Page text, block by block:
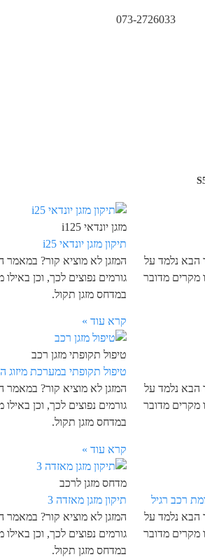
073-2726033
הבא נלמד על
מקרים מדובר
מזגן יונדאי i125
תיקון מזגן יונדאי i25
המזגן לא מוציא קור? במאמר
גורמים נפוצים לכך, וכן
במדחס מזגן תקול.
קרא עוד »
הבא נלמד על
מקרים מדובר
טיפול תקופתי מזגן רכב
טיפול תקופתי במערכת מיזוג
המזגן לא מוציא קור? במאמר
גורמים נפוצים לכך, וכן
במדחס מזגן תקול.
קרא עוד »
רכב רגיל
הבא נלמד על
מקרים מדובר
מדחס מזגן לרכב
תיקון מזגן מאזדה 3
המזגן לא מוציא קור? במאמר
גורמים נפוצים לכך, וכן
במדחס מזגן תקול.